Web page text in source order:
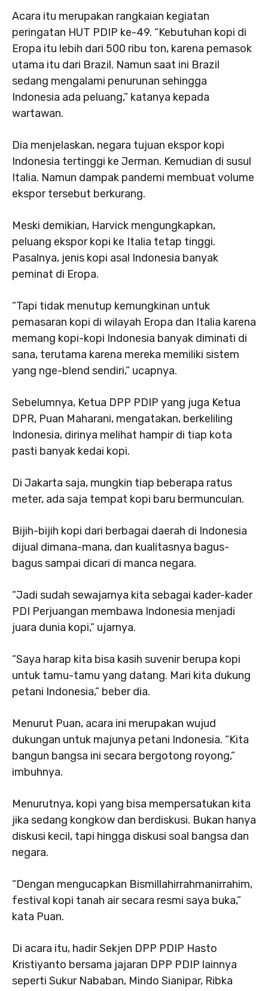
Acara itu merupakan rangkaian kegiatan
peringatan HUT PDIP ke-49. “Kebutuhan kopi di
Eropa itu lebih dari 500 ribu ton, karena pemasok
utama itu dari Brazil. Namun saat ini Brazil
sedang mengalami penurunan sehingga
Indonesia ada peluang,” katanya kepada
wartawan.
Dia menjelaskan, negara tujuan ekspor kopi
Indonesia tertinggi ke Jerman. Kemudian di susul
Italia. Namun dampak pandemi membuat volume
ekspor tersebut berkurang.
Meski demikian, Harvick mengungkapkan,
peluang ekspor kopi ke Italia tetap tinggi.
Pasalnya, jenis kopi asal Indonesia banyak
peminat di Eropa.
“Tapi tidak menutup kemungkinan untuk
pemasaran kopi di wilayah Eropa dan Italia karena
memang kopi-kopi Indonesia banyak diminati di
sana, terutama karena mereka memiliki sistem
yang nge-blend sendiri,” ucapnya.
Sebelumnya, Ketua DPP PDIP yang juga Ketua
DPR, Puan Maharani, mengatakan, berkeliling
Indonesia, dirinya melihat hampir di tiap kota
pasti banyak kedai kopi.
Di Jakarta saja, mungkin tiap beberapa ratus
meter, ada saja tempat kopi baru bermunculan.
Bijih-bijih kopi dari berbagai daerah di Indonesia
dijual dimana-mana, dan kualitasnya bagus-
bagus sampai dicari di manca negara.
“Jadi sudah sewajarnya kita sebagai kader-kader
PDI Perjuangan membawa Indonesia menjadi
juara dunia kopi,” ujarnya.
“Saya harap kita bisa kasih suvenir berupa kopi
untuk tamu-tamu yang datang. Mari kita dukung
petani Indonesia,” beber dia.
Menurut Puan, acara ini merupakan wujud
dukungan untuk majunya petani Indonesia. “Kita
bangun bangsa ini secara bergotong royong,”
imbuhnya.
Menurutnya, kopi yang bisa mempersatukan kita
jika sedang kongkow dan berdiskusi. Bukan hanya
diskusi kecil, tapi hingga diskusi soal bangsa dan
negara.
“Dengan mengucapkan Bismillahirrahmanirrahim,
festival kopi tanah air secara resmi saya buka,”
kata Puan.
Di acara itu, hadir Sekjen DPP PDIP Hasto
Kristiyanto bersama jajaran DPP PDIP lainnya
seperti Sukur Nababan, Mindo Sianipar, Ribka